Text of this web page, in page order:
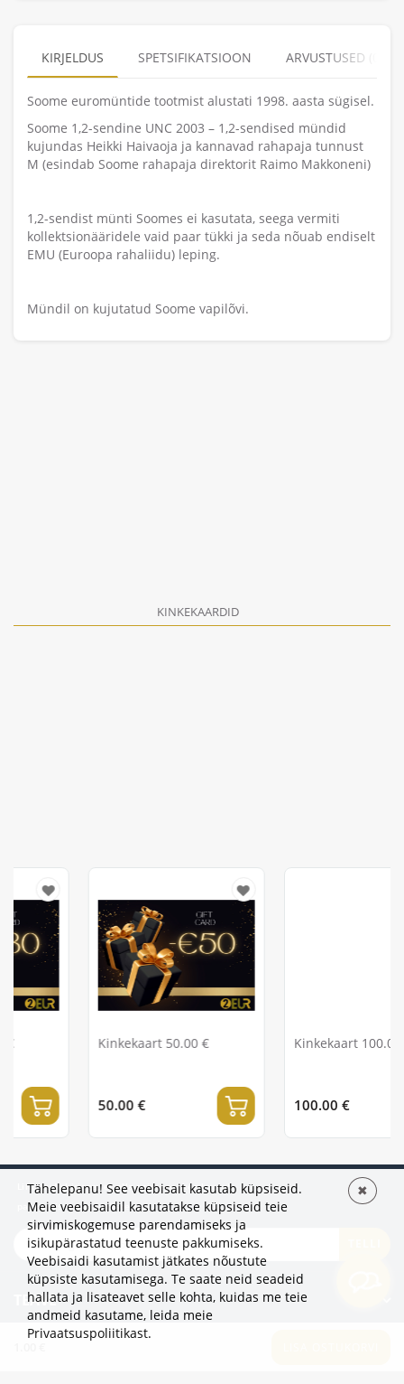
KIRJELDUS SPETSIFIKATSIOON ARVUSTUSED (0)
Soome euromüntide tootmist alustati 1998. aasta sügisel.
Soome 1,2-sendine UNC 2003 – 1,2-sendised mündid
kujundas Heikki Haivaoja ja kannavad rahapaja tunnust
M (esindab Soome rahapaja direktorit Raimo Makkoneni)
1,2-sendist münti Soomes ei kasutata, seega vermiti
kollektsionääridele vaid paar tükki ja seda nõuab endiselt
EMU (Euroopa rahaliidu) leping.
Mündil on kujutatud Soome vapilõvi.
KINKEKAARDID
Kinkekaart 50.00 €
50.00 €
Kinkekaart 100.00 €
100.00 €
Liitu uudiskirjaga, et olla esimene, kes kuuleb
pakkumistest ja uudistest!
TEAVE
LISAKS
Tähelepanu! See veebisait kasutab küpsiseid.
Meie veebisaidil kasutatakse küpsiseid teie
sirvimiskogemuse parendamiseks ja
isikupärastatud teenuste pakkumiseks.
Veebisaidi kasutamist jätkates nõustute
küpsiste kasutamisega. Te saate neid seadeid
hallata ja lisateavet selle kohta, kuidas me teie
andmeid kasutame, leida meie
Privaatsuspoliitikast.
✖